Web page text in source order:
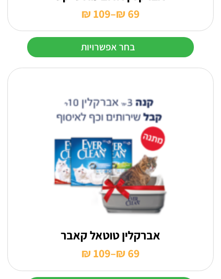
₪ 69
–
₪ 109
טווח
מחירים:
⁦₪ 69⁩
בחר אפשרויות
זה
אברקלין טוטאל קאבר
₪ 69
–
₪ 109
טווח
מחירים: